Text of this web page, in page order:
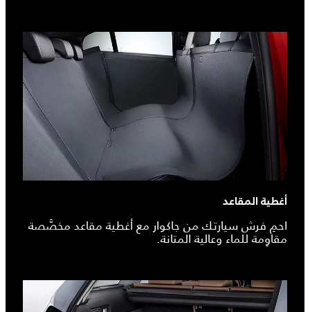
أغطية المقاعد
احمِ فرش سيارتك من جاكوار مع أغطية مقاعد مخصَّصة
مقاوِمة للماء وعالية المتانة.